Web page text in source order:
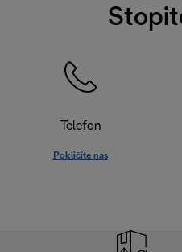
Telefon
Pokličite nas